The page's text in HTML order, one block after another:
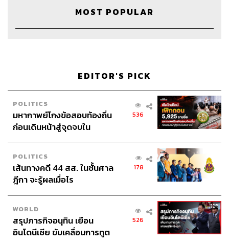
Credits
Host & Show Creatorนครินทร์ วนกิจไพบูลย์
Managerปวริศา ตั้งตุลานนท์
Assistantอสุมิ สุกี้คาวะ
Project Coordinatorณิชนันทน์ ทับทิม
Content Creators
ชาคร ฉายเพชร, ธนภาคย์ อิทธิชัยพล,
ภัทรสุดา บุญญศรี, อาภาภัทร อารยางกูร
Video Editors
วุฒิชัย ถิระบัญชาศักดิ์, อนนต์ พูนเจ้าทรัพย์,
ศุภมิตร เศรษฐลักษณ์
Sound Directorกฤตพล จียะเกียรติ
MOST POPULAR
EDITOR'S PICK
POLITICS
มหากาพย์โกงข้อสอบท้องถิ่น
ก่อนเดินหน้าสู่จุดจบใน
536
POLITICS
เส้นทางคดี 44 สส. ในชั้นศาล
ฎีกา จะรู้ผลเมื่อไร
178
WORLD
สรุปภารกิจอนุทิน เยือน
อินโดนีเซีย ขับเคลื่อนการทูต
526